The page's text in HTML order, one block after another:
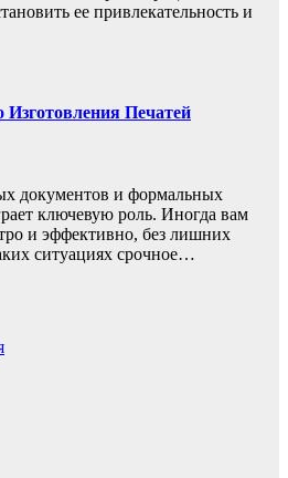
ее привлекательность и
Печатей
документов и формальных
ключевую роль. Иногда вам
и эффективно, без лишних
ситуациях срочное…